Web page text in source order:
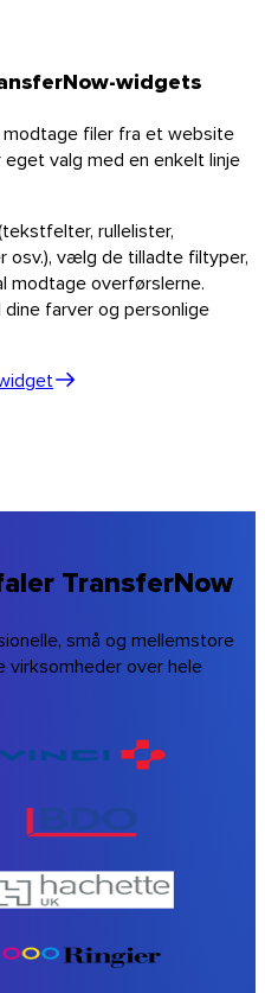
widgets
filer fra et website
valg med en enkelt linje
rullelister,
osv.), vælg de tilladte filtyper,
modtage overførslerne.
farver og personlige
TransferNow
små og mellemstore
virksomheder over hele